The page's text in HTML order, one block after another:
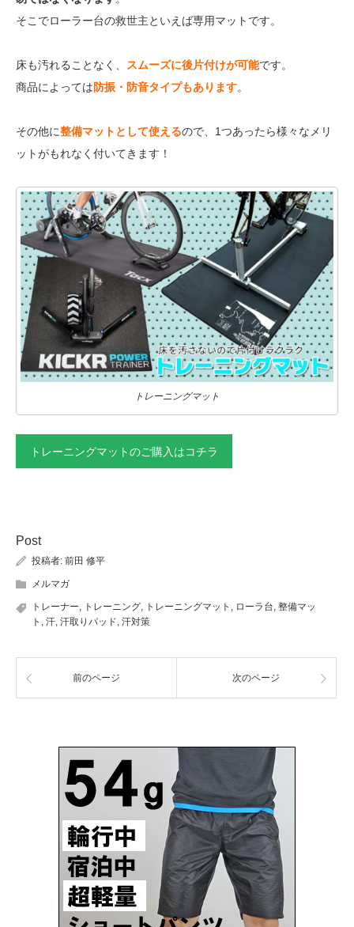
そこでローラー台の救世主といえば専用マットです。
床も汚れることなく、 スムーズに後片付けが可能です。
商品によっては防振・防音タイプもあります。
その他に整備マットとして使えるので、1つあったら様々なメリ
ットがもれなく付いてきます！
トレーニングマット
トレーニングマットのご購入はコチラ
Post
投稿者: 前田 修平
メルマガ
トレーナー, トレーニング, トレーニングマット , ローラ台, 整備マッ
ト , 汗, 汗取りパッド, 汗対策
前のページ 次のページ